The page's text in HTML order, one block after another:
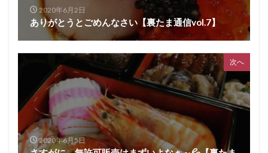
2020年6月2日
ありがとうとごめんなさい【裏たま通信vol.7】
次へ
2020年6月5日